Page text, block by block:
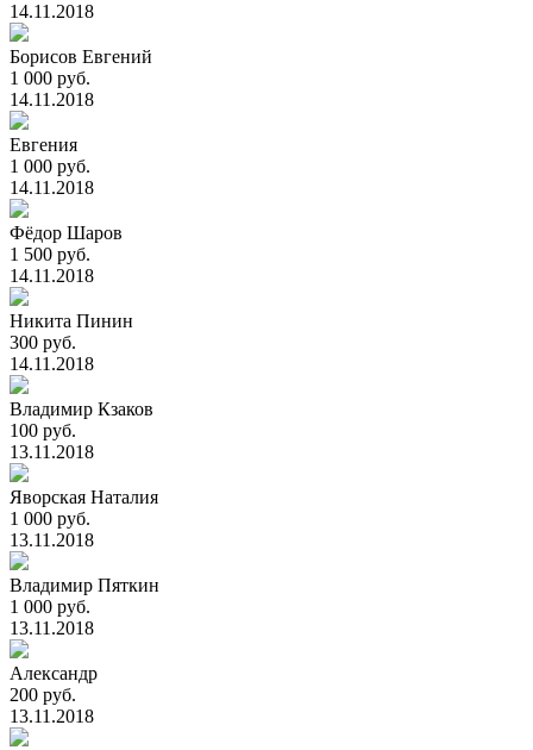
14.11.2018
Борисов Евгений
1 000 руб.
14.11.2018
Евгения
1 000 руб.
14.11.2018
Фёдор Шаров
1 500 руб.
14.11.2018
Никита Пинин
300 руб.
14.11.2018
Владимир Кзаков
100 руб.
13.11.2018
Яворская Наталия
1 000 руб.
13.11.2018
Владимир Пяткин
1 000 руб.
13.11.2018
Александр
200 руб.
13.11.2018